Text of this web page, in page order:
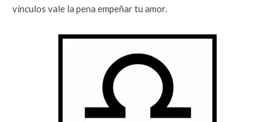
vínculos vale la pena empeñar tu amor.